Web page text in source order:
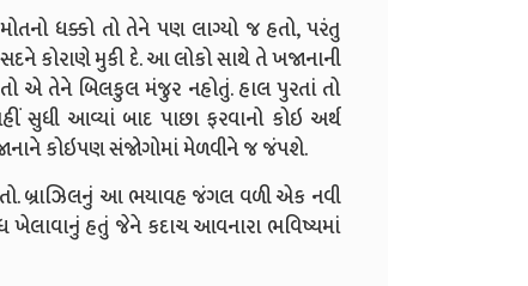
ધક્કો તો તેને પણ લાગ્યો જ હતો, પરંતુ
કોરાણે મુકી દે. આ લોકો સાથે તે ખજાનાની
એ તેને બિલકુલ મંજુર નહોતું. હાલ પુરતાં તો
આવ્યાં બાદ પાછા ફરવાનો કોઇ અર્થ
કોઇપણ સંજોગોમાં મેળવીને જ જંપશે.
બ્રાઝિલનું આ ભયાવહ જંગલ વળી એક નવી
હતું જેને કદાચ આવનારા ભવિષ્યમાં